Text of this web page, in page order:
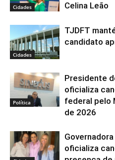
Cidades
Celina Leão
Cidades
TJDFT
candidato
Política
Presidente
oficializa
federal pelo
de 2026
Governadora
oficializa